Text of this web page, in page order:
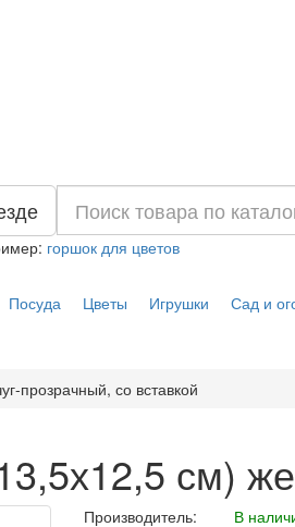
горшок для цветов
Посуда Цветы Игрушки Сад и
прозрачный, со вставкой
см)
Производитель:
В